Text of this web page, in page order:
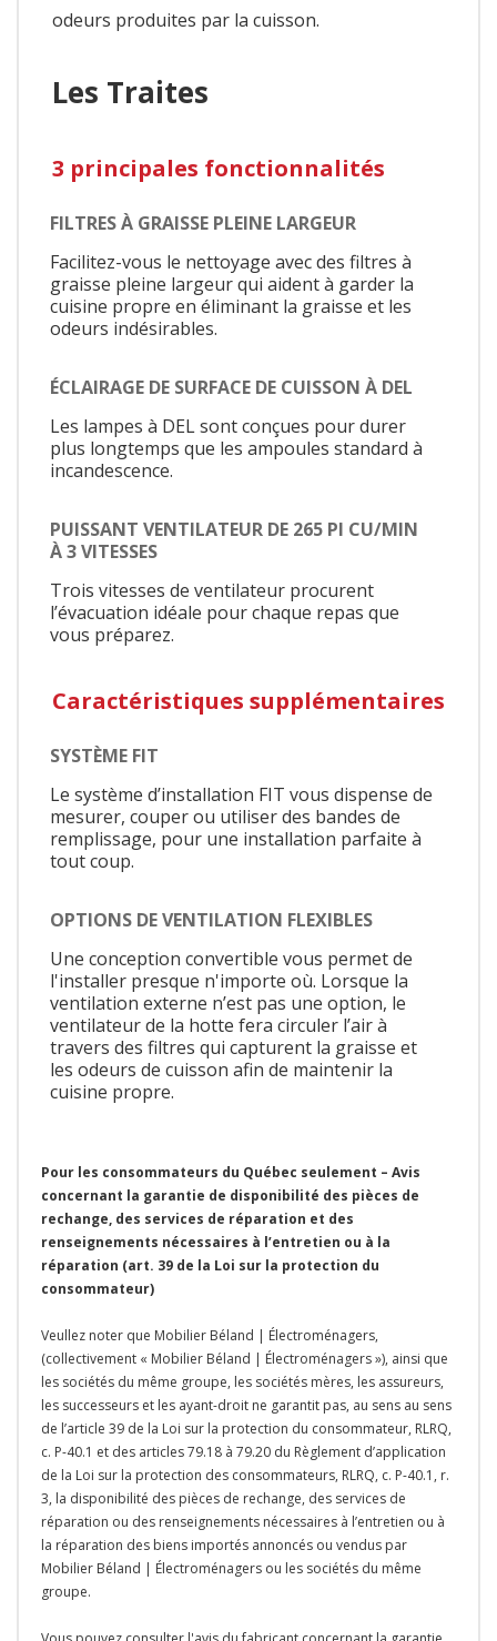
odeurs produites par la cuisson.
Les Traites
3 principales fonctionnalités
FILTRES À GRAISSE PLEINE LARGEUR
Facilitez-vous le nettoyage avec des filtres à
graisse pleine largeur qui aident à garder la
cuisine propre en éliminant la graisse et les
odeurs indésirables.
ÉCLAIRAGE DE SURFACE DE CUISSON À DEL
Les lampes à DEL sont conçues pour durer
plus longtemps que les ampoules standard à
incandescence.
PUISSANT VENTILATEUR DE 265 PI CU/MIN
À 3 VITESSES
Trois vitesses de ventilateur procurent
l’évacuation idéale pour chaque repas que
vous préparez.
Caractéristiques supplémentaires
SYSTÈME FIT
Le système d’installation FIT vous dispense de
mesurer, couper ou utiliser des bandes de
remplissage, pour une installation parfaite à
tout coup.
OPTIONS DE VENTILATION FLEXIBLES
Une conception convertible vous permet de
l'installer presque n'importe où. Lorsque la
ventilation externe n’est pas une option, le
ventilateur de la hotte fera circuler l’air à
travers des filtres qui capturent la graisse et
les odeurs de cuisson afin de maintenir la
cuisine propre.
Pour les consommateurs du Québec seulement – Avis
concernant la garantie de disponibilité des pièces de
rechange, des services de réparation et des
renseignements nécessaires à l’entretien ou à la
réparation (art. 39 de la Loi sur la protection du
consommateur)
Veullez noter que Mobilier Béland | Électroménagers,
(collectivement « Mobilier Béland | Électroménagers »), ainsi que
les sociétés du même groupe, les sociétés mères, les assureurs,
les successeurs et les ayant-droit ne garantit pas, au sens au sens
de l’article 39 de la Loi sur la protection du consommateur, RLRQ,
c. P-40.1 et des articles 79.18 à 79.20 du Règlement d’application
de la Loi sur la protection des consommateurs, RLRQ, c. P-40.1, r.
3, la disponibilité des pièces de rechange, des services de
réparation ou des renseignements nécessaires à l’entretien ou à
la réparation des biens importés annoncés ou vendus par
Mobilier Béland | Électroménagers ou les sociétés du même
groupe.